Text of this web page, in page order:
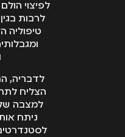
לפיצוי
לרבות
טיפוליה
לדבריה,
הצליח
למצבה
ניתח